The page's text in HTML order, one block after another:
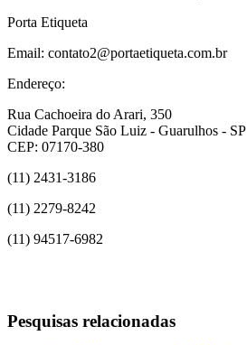
Porta Etiqueta
Email: contato2@portaetiqueta.com.br
Endereço:
Rua Cachoeira do Arari, 350
Cidade Parque São Luiz - Guarulhos - SP
CEP: 07170-380
(11) 2431-3186
(11) 2279-8242
(11) 94517-6982
Pesquisas relacionadas